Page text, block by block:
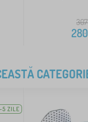
307
280
5 ZILE